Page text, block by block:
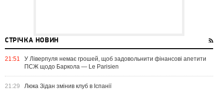
СТРІЧКА НОВИН
21:51
У Ліверпуля немає грошей, щоб задовольнити фінансові апетити
ПСЖ щодо Баркола — Le Parisien
21:29 Люка Зідан змінив клуб в Іспанії